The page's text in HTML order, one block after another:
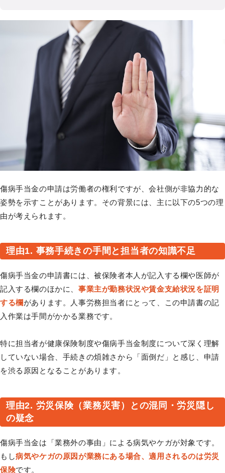
傷病手当金の申請は労働者の権利ですが、会社側が非協力的な
姿勢を示すことがあります。その背景には、主に以下の5つの理
由が考えられます。
理由1. 事務手続きの手間と担当者の知識不足
傷病手当金の申請書には、被保険者本人が記入する欄や医師が
記入する欄のほかに、 事業主が勤務状況や賃金支給状況を証明
する欄があります。人事労務担当者にとって、この申請書の記
入作業は手間がかかる業務です。
特に担当者が健康保険制度や傷病手当金制度について深く理解
していない場合、手続きの煩雑さから「面倒だ」と感じ、申請
を渋る原因となることがあります。
理由2. 労災保険（業務災害）との混同・労災隠し
の疑念
傷病手当金は「業務外の事由」による病気やケガが対象です。
もし病気やケガの原因が業務にある場合、適用されるのは労災
保険です。